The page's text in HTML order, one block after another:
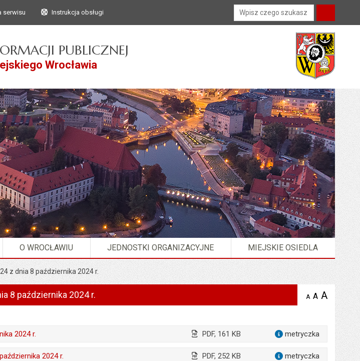
do głównego
do treści
serwisu Instrukcja obsługi Wyszukiwarka
PUBLICZNEJ
Wrocławia
O WROCŁAWIU JEDNOSTKI ORGANIZACYJNE MIEJSKIE OSIEDLA
z dnia 8 października 2024 r.
8 października 2024 r. A zmniejsz
A domyślna
A
2024 r.
PDF, 161 KB metryczka
Joanna Szczepan
2024 r. PDF, 252 KB metryczka